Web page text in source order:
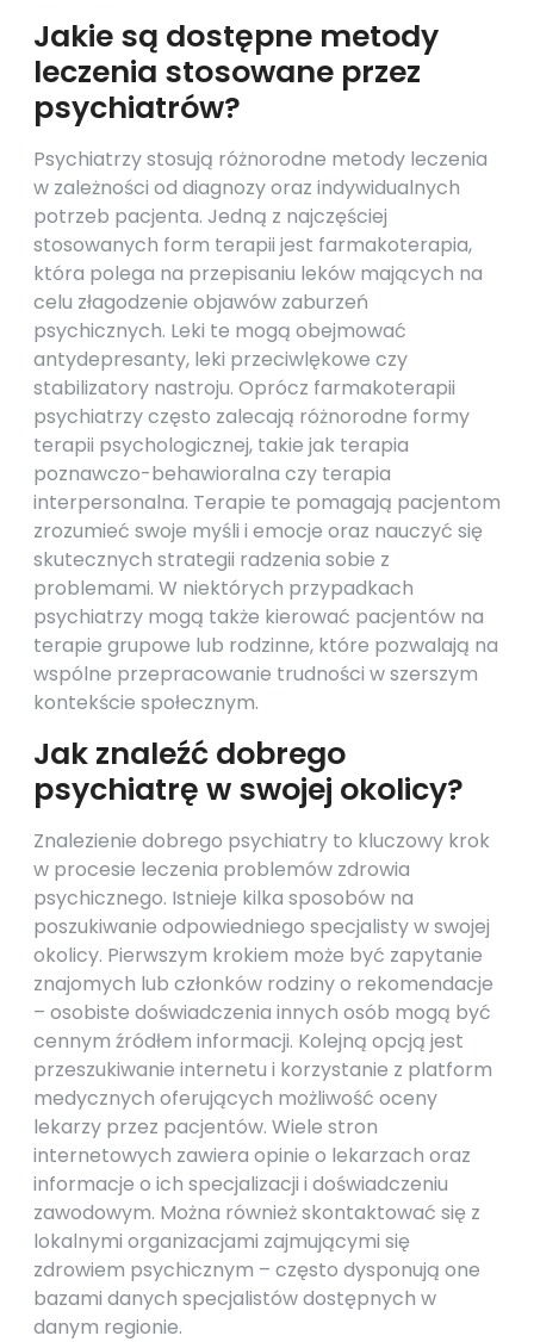
Jakie są dostępne metody
leczenia stosowane przez
psychiatrów?
Psychiatrzy stosują różnorodne metody leczenia
w zależności od diagnozy oraz indywidualnych
potrzeb pacjenta. Jedną z najczęściej
stosowanych form terapii jest farmakoterapia,
która polega na przepisaniu leków mających na
celu złagodzenie objawów zaburzeń
psychicznych. Leki te mogą obejmować
antydepresanty, leki przeciwlękowe czy
stabilizatory nastroju. Oprócz farmakoterapii
psychiatrzy często zalecają różnorodne formy
terapii psychologicznej, takie jak terapia
poznawczo-behawioralna czy terapia
interpersonalna. Terapie te pomagają pacjentom
zrozumieć swoje myśli i emocje oraz nauczyć się
skutecznych strategii radzenia sobie z
problemami. W niektórych przypadkach
psychiatrzy mogą także kierować pacjentów na
terapie grupowe lub rodzinne, które pozwalają na
wspólne przepracowanie trudności w szerszym
kontekście społecznym.
Jak znaleźć dobrego
psychiatrę w swojej okolicy?
Znalezienie dobrego psychiatry to kluczowy krok
w procesie leczenia problemów zdrowia
psychicznego. Istnieje kilka sposobów na
poszukiwanie odpowiedniego specjalisty w swojej
okolicy. Pierwszym krokiem może być zapytanie
znajomych lub członków rodziny o rekomendacje
– osobiste doświadczenia innych osób mogą być
cennym źródłem informacji. Kolejną opcją jest
przeszukiwanie internetu i korzystanie z platform
medycznych oferujących możliwość oceny
lekarzy przez pacjentów. Wiele stron
internetowych zawiera opinie o lekarzach oraz
informacje o ich specjalizacji i doświadczeniu
zawodowym. Można również skontaktować się z
lokalnymi organizacjami zajmującymi się
zdrowiem psychicznym – często dysponują one
bazami danych specjalistów dostępnych w
danym regionie.